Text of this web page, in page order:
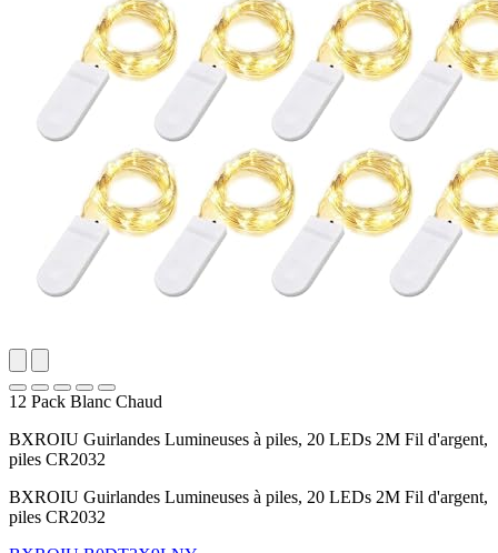
12 Pack Blanc Chaud
BXROIU Guirlandes Lumineuses à piles, 20 LEDs 2M Fil d'argent,
piles CR2032
BXROIU Guirlandes Lumineuses à piles, 20 LEDs 2M Fil d'argent,
piles CR2032